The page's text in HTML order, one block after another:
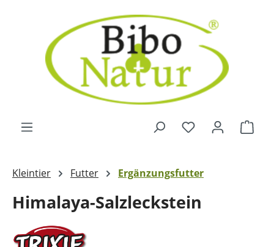
Zum Hauptinhalt springen
Kleintier Futter Ergänzungsfutter
Himalaya-Salzleckstein